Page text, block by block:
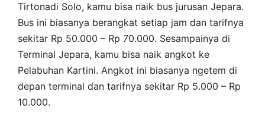
Tirtonadi Solo, kamu bisa naik bus jurusan Jepara.
Bus ini biasanya berangkat setiap jam dan tarifnya
sekitar Rp 50.000 – Rp 70.000. Sesampainya di
Terminal Jepara, kamu bisa naik angkot ke
Pelabuhan Kartini. Angkot ini biasanya ngetem di
depan terminal dan tarifnya sekitar Rp 5.000 – Rp
10.000.